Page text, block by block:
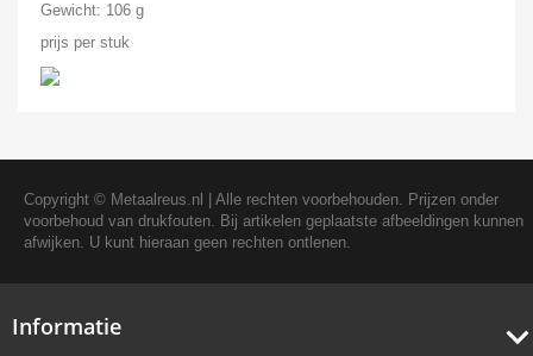
Gewicht: 106 g
prijs per stuk
Copyright © Metaalreus.nl
| Alle rechten voorbehouden. Prijzen onder
voorbehoud van drukfouten. Bij artikelen geplaatste afbeeldingen kunnen
afwijken. U kunt hieraan geen rechten ontlenen.
Informatie